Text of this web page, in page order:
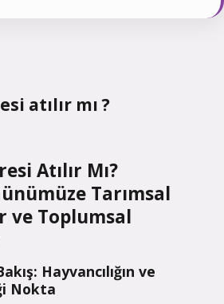
atılır mı ?
Atılır Mı?
Tarımsal
ve Toplumsal
Hayvancılığın ve
Nokta